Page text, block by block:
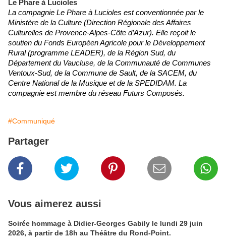
Le Phare à Lucioles
La compagnie Le Phare à Lucioles est conventionnée par le
Ministère de la Culture (Direction Régionale des Affaires
Culturelles de Provence-Alpes-Côte d’Azur). Elle reçoit le
soutien du Fonds Européen Agricole pour le Développement
Rural (programme LEADER), de la Région Sud, du
Département du Vaucluse, de la Communauté de Communes
Ventoux-Sud, de la Commune de Sault, de la SACEM, du
Centre National de la Musique et de la SPEDIDAM. La
compagnie est membre du réseau Futurs Composés.
#Communiqué
Partager
Vous aimerez aussi
Soirée hommage à Didier-Georges Gabily le lundi 29 juin
2026, à partir de 18h au Théâtre du Rond-Point.